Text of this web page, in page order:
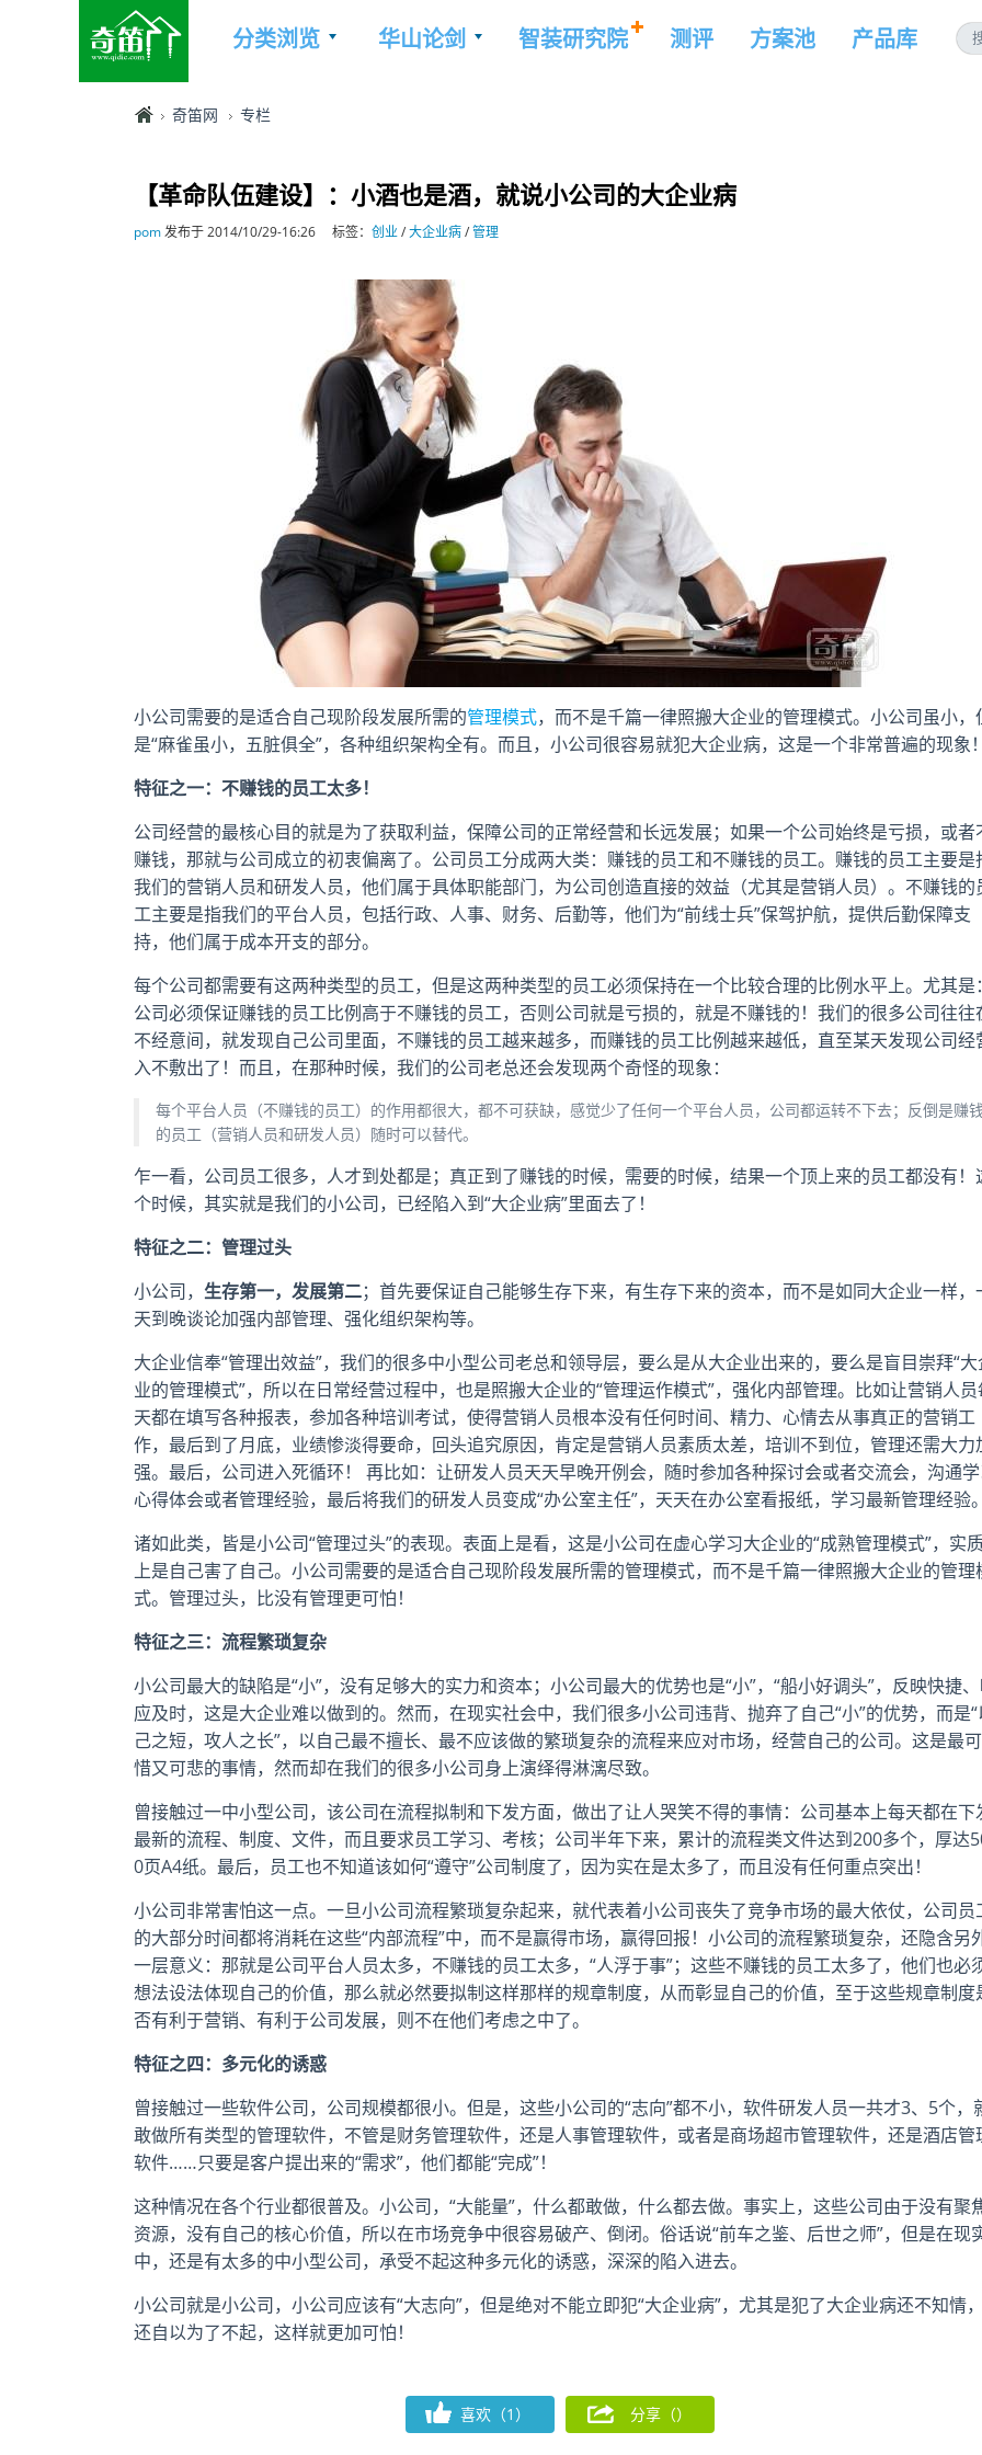
分类浏览 华山论剑 智装研究院 测评 方案池 产品库
奇笛网 专栏
【革命队伍建设】：小酒也是酒，就说小公司的大企业病
pom发布于 2014/10/29-16:26 标签： 创业/大企业病/管理
小公司需要的是适合自己现阶段发展所需的管理模式，而不是千篇一律照搬大企业的管理模式。小公司虽小，
是“麻雀虽小，五脏俱全”，各种组织架构全有。而且，小公司很容易就犯大企业病，这是一个非常普遍的现象！
特征之一：不赚钱的员工太多！
公司经营的最核心目的就是为了获取利益，保障公司的正常经营和长远发展；如果一个公司始终是亏损，或者
赚钱，那就与公司成立的初衷偏离了。公司员工分成两大类：赚钱的员工和不赚钱的员工。赚钱的员工主要是
我们的营销人员和研发人员，他们属于具体职能部门，为公司创造直接的效益（尤其是营销人员）。不赚钱的
工主要是指我们的平台人员，包括行政、人事、财务、后勤等，他们为“前线士兵”保驾护航，提供后勤保障支
持，他们属于成本开支的部分。
每个公司都需要有这两种类型的员工，但是这两种类型的员工必须保持在一个比较合理的比例水平上。尤其是：
公司必须保证赚钱的员工比例高于不赚钱的员工，否则公司就是亏损的，就是不赚钱的！我们的很多公司往往
不经意间，就发现自己公司里面，不赚钱的员工越来越多，而赚钱的员工比例越来越低，直至某天发现公司经
入不敷出了！而且，在那种时候，我们的公司老总还会发现两个奇怪的现象：
每个平台人员（不赚钱的员工）的作用都很大，都不可获缺，感觉少了任何一个平台人员，公司都运转不下去；反倒是赚钱
的员工（营销人员和研发人员）随时可以替代。
乍一看，公司员工很多，人才到处都是；真正到了赚钱的时候，需要的时候，结果一个顶上来的员工都没有！
个时候，其实就是我们的小公司，已经陷入到“大企业病”里面去了！
特征之二：管理过头
小公司， 生存第一，发展第二；首先要保证自己能够生存下来，有生存下来的资本，而不是如同大企业一样，
天到晚谈论加强内部管理、强化组织架构等。
大企业信奉“管理出效益”，我们的很多中小型公司老总和领导层，要么是从大企业出来的，要么是盲目崇拜“大
业的管理模式”，所以在日常经营过程中，也是照搬大企业的“管理运作模式”，强化内部管理。比如让营销人员
天都在填写各种报表，参加各种培训考试，使得营销人员根本没有任何时间、精力、心情去从事真正的营销工
作，最后到了月底，业绩惨淡得要命，回头追究原因，肯定是营销人员素质太差，培训不到位，管理还需大力
强。最后，公司进入死循环！ 再比如：让研发人员天天早晚开例会，随时参加各种探讨会或者交流会，沟通
心得体会或者管理经验，最后将我们的研发人员变成“办公室主任”，天天在办公室看报纸，学习最新管理经验。
诸如此类，皆是小公司“管理过头”的表现。表面上是看，这是小公司在虚心学习大企业的“成熟管理模式”，实
上是自己害了自己。小公司需要的是适合自己现阶段发展所需的管理模式，而不是千篇一律照搬大企业的管理
式。管理过头，比没有管理更可怕！
特征之三：流程繁琐复杂
小公司最大的缺陷是“小”，没有足够大的实力和资本；小公司最大的优势也是“小”，“船小好调头”，反映快捷
应及时，这是大企业难以做到的。然而，在现实社会中，我们很多小公司违背、抛弃了自己“小”的优势，而是“
己之短，攻人之长”，以自己最不擅长、最不应该做的繁琐复杂的流程来应对市场，经营自己的公司。这是最可
惜又可悲的事情，然而却在我们的很多小公司身上演绎得淋漓尽致。
曾接触过一中小型公司，该公司在流程拟制和下发方面，做出了让人哭笑不得的事情：公司基本上每天都在下
最新的流程、制度、文件，而且要求员工学习、考核；公司半年下来，累计的流程类文件达到200多个，厚达
0页A4纸。最后，员工也不知道该如何“遵守”公司制度了，因为实在是太多了，而且没有任何重点突出！
小公司非常害怕这一点。一旦小公司流程繁琐复杂起来，就代表着小公司丧失了竞争市场的最大依仗，公司员
的大部分时间都将消耗在这些“内部流程”中，而不是赢得市场，赢得回报！小公司的流程繁琐复杂，还隐含另
一层意义：那就是公司平台人员太多，不赚钱的员工太多，“人浮于事”；这些不赚钱的员工太多了，他们也必
想法设法体现自己的价值，那么就必然要拟制这样那样的规章制度，从而彰显自己的价值，至于这些规章制度
否有利于营销、有利于公司发展，则不在他们考虑之中了。
特征之四：多元化的诱惑
曾接触过一些软件公司，公司规模都很小。但是，这些小公司的“志向”都不小，软件研发人员一共才3、5个，
敢做所有类型的管理软件，不管是财务管理软件，还是人事管理软件，或者是商场超市管理软件，还是酒店管
软件……只要是客户提出来的“需求”，他们都能“完成”！
这种情况在各个行业都很普及。小公司，“大能量”，什么都敢做，什么都去做。事实上，这些公司由于没有聚
资源，没有自己的核心价值，所以在市场竞争中很容易破产、倒闭。俗话说“前车之鉴、后世之师”，但是在现
中，还是有太多的中小型公司，承受不起这种多元化的诱惑，深深的陷入进去。
小公司就是小公司，小公司应该有“大志向”，但是绝对不能立即犯“大企业病”，尤其是犯了大企业病还不知情，
还自以为了不起，这样就更加可怕！
喜欢（1） 分享（）